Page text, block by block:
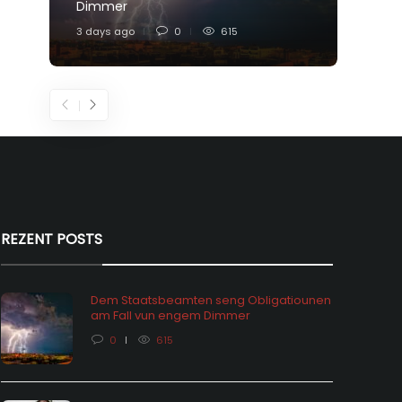
Dimmer
3 days ago 0 615
REZENT POSTS
Dem Staatsbeamten seng Obligatiounen
am Fall vun engem Dimmer
0 615